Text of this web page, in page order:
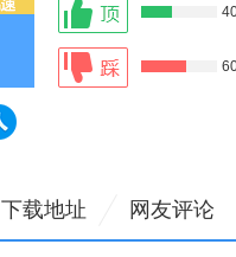
下载地址 网友评论